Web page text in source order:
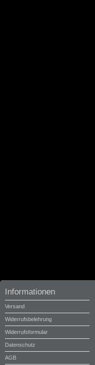
Informationen
Versand
Widerrufsbelehrung
Widerrufsformular
Datenschutz
AGB